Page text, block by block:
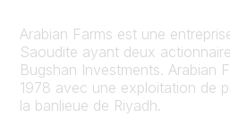
Arabian Farms est une
Saoudite ayant deux
Bugshan Investments. Arabian
1978 avec une exploitation de
la banlieue de Riyadh.